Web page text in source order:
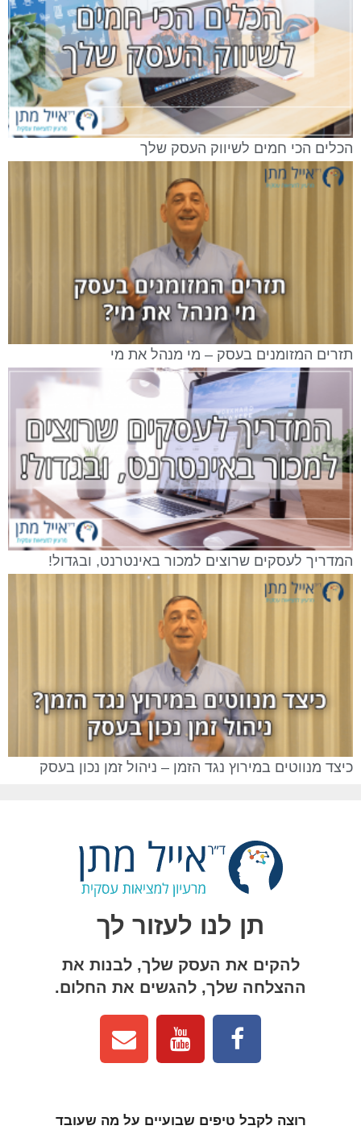
הכלים הכי חמים לשיווק העסק שלך
תזרים המזומנים בעסק – מי מנהל את מי
המדריך לעסקים שרוצים למכור באינטרנט, ובגדול!
כיצד מנווטים במירוץ נגד הזמן – ניהול זמן נכון בעסק
תן לנו לעזור לך
להקים את העסק שלך, לבנות את
ההצלחה שלך, להגשים את החלום.
רוצה לקבל טיפים שבועיים על מה שעובד